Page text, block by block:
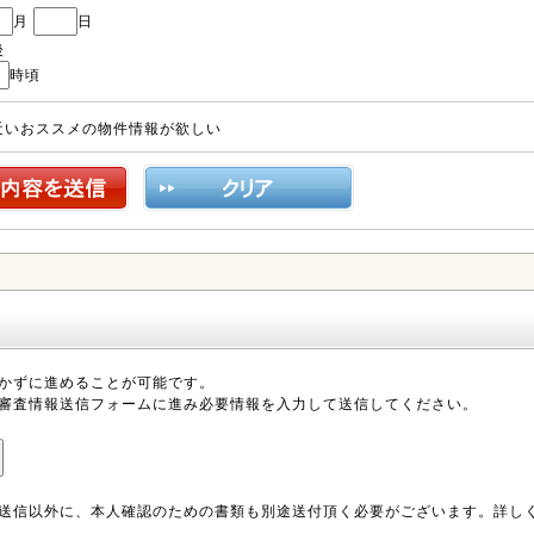
月
日
時頃
おススメの物件情報が欲しい
ずに進めることが可能です。
査情報送信フォームに進み必要情報を入力して送信してください。
以外に、本人確認のための書類も別途送付頂く必要がございます。詳し